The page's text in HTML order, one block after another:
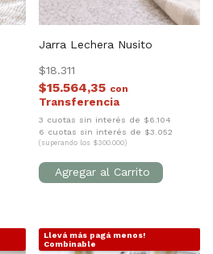
Jarra Lechera Nusito
$18.311
$15.564,35 con
3 cuotas sin interés de $6.104
6 cuotas sin interés de $3.052
(superando los $300.000)
Llevá más pagá menos!
Combinable